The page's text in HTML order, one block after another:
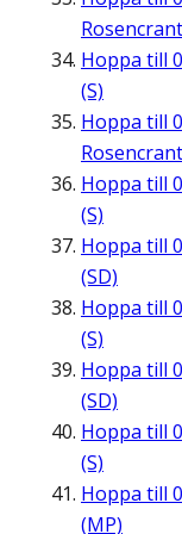
Hoppa till
(S)
Hoppa till
Hoppa till
(S)
Hoppa till
(SD)
Hoppa till
(S)
Hoppa till
(SD)
Hoppa till
(S)
Hoppa till
(MP)